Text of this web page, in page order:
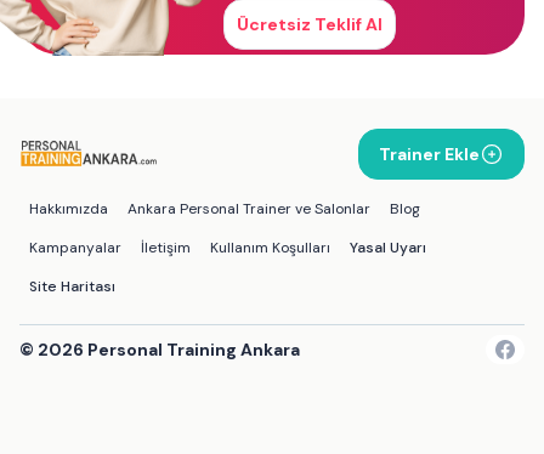
Ücretsiz Teklif Al
Trainer Ekle
Hakkımızda Ankara Personal Trainer ve Salonlar
Blog
Kampanyalar
İletişim Kullanım Koşulları
Yasal Uyarı
Site Haritası
© 2026 Personal Training Ankara